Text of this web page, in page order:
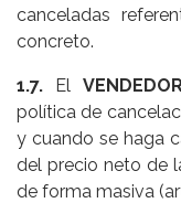
canceladas
concreto.
1.7. ElVENDEDOR
política de
y cuando se haga
del precio neto de
de forma masiva